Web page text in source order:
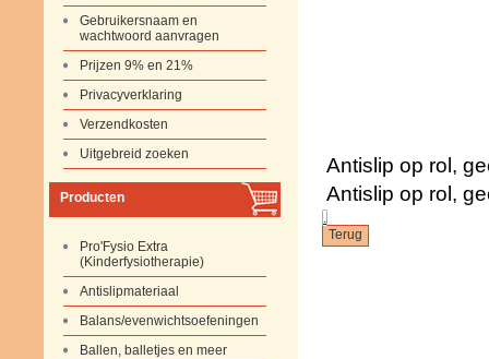
Gebruikersnaam en
wachtwoord aanvragen
Prijzen 9% en 21%
Privacyverklaring
Verzendkosten
Uitgebreid zoeken
Producten
Pro'Fysio Extra
(Kinderfysiotherapie)
Antislipmateriaal
Balans/evenwichtsoefeningen
Ballen, balletjes en meer
Antislip op rol,
Antislip op rol,
.